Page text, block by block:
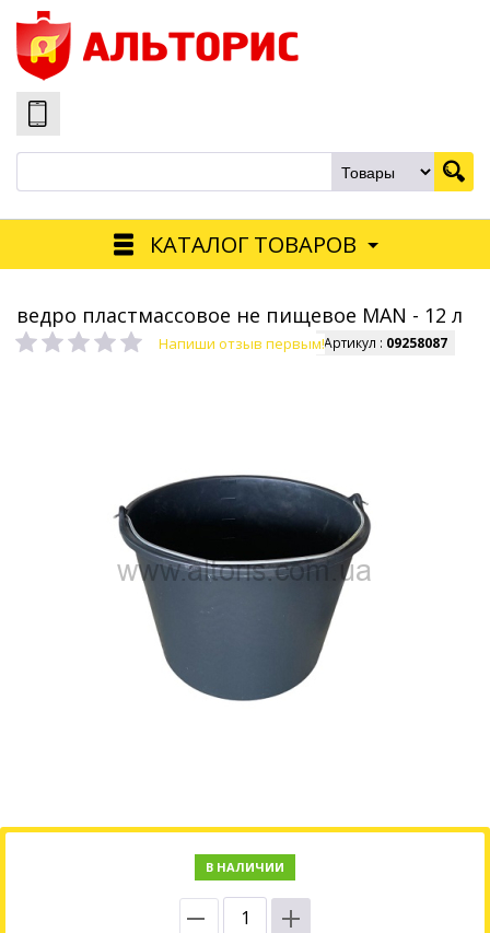
КАТАЛОГ ТОВАРОВ
ведро пластмассовое не пищевое MAN - 12 л
Напиши отзыв первым!Артикул : 09258087
В НАЛИЧИИ